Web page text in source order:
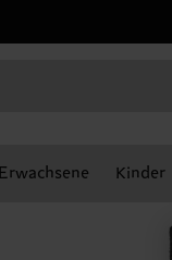
Erwachsene Kinder